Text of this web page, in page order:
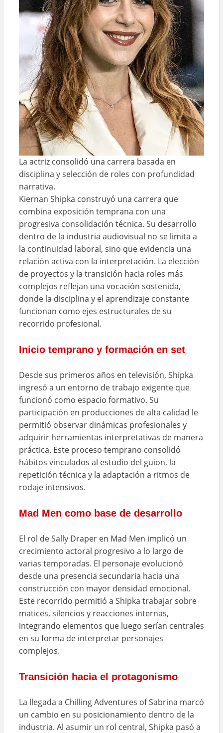
La actriz consolidó una carrera basada en
disciplina y selección de roles con profundidad
narrativa.
Kiernan Shipka construyó una carrera que
combina exposición temprana con una
progresiva consolidación técnica. Su desarrollo
dentro de la industria audiovisual no se limita a
la continuidad laboral, sino que evidencia una
relación activa con la interpretación. La elección
de proyectos y la transición hacia roles más
complejos reflejan una vocación sostenida,
donde la disciplina y el aprendizaje constante
funcionan como ejes estructurales de su
recorrido profesional.
Inicio temprano y formación en set
Desde sus primeros años en televisión, Shipka
ingresó a un entorno de trabajo exigente que
funcionó como espacio formativo. Su
participación en producciones de alta calidad le
permitió observar dinámicas profesionales y
adquirir herramientas interpretativas de manera
práctica. Este proceso temprano consolidó
hábitos vinculados al estudio del guion, la
repetición técnica y la adaptación a ritmos de
rodaje intensivos.
Mad Men como base de desarrollo
El rol de Sally Draper en Mad Men implicó un
crecimiento actoral progresivo a lo largo de
varias temporadas. El personaje evolucionó
desde una presencia secundaria hacia una
construcción con mayor densidad emocional.
Este recorrido permitió a Shipka trabajar sobre
matices, silencios y reacciones internas,
integrando elementos que luego serían centrales
en su forma de interpretar personajes
complejos.
Transición hacia el protagonismo
La llegada a Chilling Adventures of Sabrina marcó
un cambio en su posicionamiento dentro de la
industria. Al asumir un rol central, Shipka pasó a